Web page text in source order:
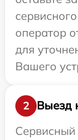
оператор
для
Вашего
2
Выезд